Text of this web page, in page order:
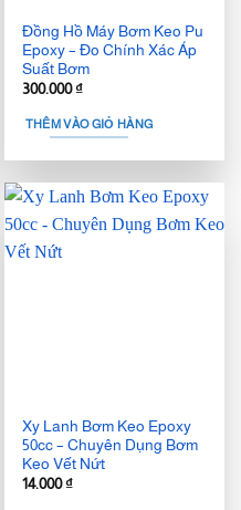
Đồng Hồ Máy Bơm Keo Pu
Epoxy – Đo Chính Xác Áp
Suất Bơm
300.000₫
THÊM VÀO GIỎ HÀNG
Xy Lanh Bơm Keo Epoxy
50cc – Chuyên Dụng Bơm
Keo Vết Nứt
14.000₫